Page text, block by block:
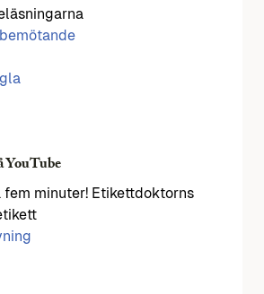
YouTube
minuter! Etikettdoktorns